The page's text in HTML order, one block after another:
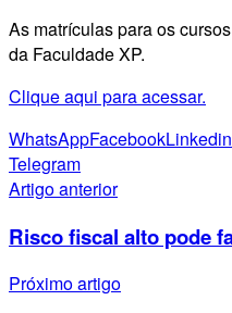
As matrículas para os
da Faculdade XP.
Clique aqui para acessar.
WhatsAppFacebookLinkedin
Telegram
Artigo anterior
Risco fiscal alto pode
Próximo artigo